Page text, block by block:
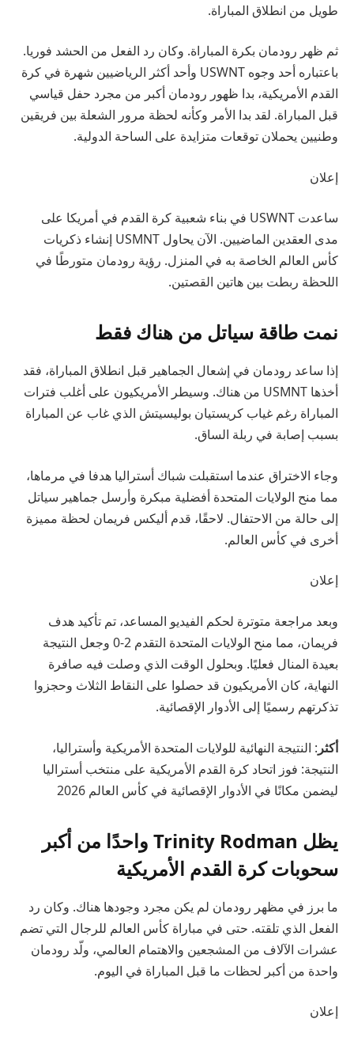
طويل من انطلاق المباراة.
ثم ظهر رودمان بكرة المباراة. وكان رد الفعل من الحشد فوريا.
باعتباره أحد وجوه USWNT وأحد أكثر الرياضيين شهرة في كرة
القدم الأمريكية، بدا ظهور رودمان أكبر من مجرد حفل قياسي
قبل المباراة. لقد بدا الأمر وكأنه لحظة مرور الشعلة بين فريقين
وطنيين يحملان توقعات متزايدة على الساحة الدولية.
إعلان
ساعدت USWNT في بناء شعبية كرة القدم في أمريكا على
مدى العقدين الماضيين. الآن يحاول USMNT إنشاء ذكريات
كأس العالم الخاصة به في المنزل. رؤية رودمان متورطًا في
اللحظة ربطت بين هاتين القصتين.
نمت طاقة سياتل من هناك فقط
إذا ساعد رودمان في إشعال الجماهير قبل انطلاق المباراة، فقد
أخذها USMNT من هناك. وسيطر الأمريكيون على أغلب فترات
المباراة رغم غياب كريستيان بوليسيتش الذي غاب عن المباراة
بسبب إصابة في ربلة الساق.
وجاء الاختراق عندما استقبلت شباك أستراليا هدفا في مرماها،
مما منح الولايات المتحدة أفضلية مبكرة وأرسل جماهير سياتل
إلى حالة من الاحتفال. لاحقًا، قدم أليكس فريمان لحظة مميزة
أخرى في كأس العالم.
إعلان
وبعد مراجعة متوترة لحكم الفيديو المساعد، تم تأكيد هدف
فريمان، مما منح الولايات المتحدة التقدم 2-0 وجعل النتيجة
بعيدة المنال فعليًا. وبحلول الوقت الذي وصلت فيه صافرة
النهاية، كان الأمريكيون قد حصلوا على النقاط الثلاث وحجزوا
تذكرتهم رسميًا إلى الأدوار الإقصائية.
أكثر : النتيجة النهائية للولايات المتحدة الأمريكية وأستراليا،
النتيجة: فوز اتحاد كرة القدم الأمريكية على منتخب أستراليا
ليضمن مكانًا في الأدوار الإقصائية في كأس العالم 2026
يظل Trinity Rodman واحدًا من أكبر
سحوبات كرة القدم الأمريكية
ما برز في مظهر رودمان لم يكن مجرد وجودها هناك. وكان رد
الفعل الذي تلقته. حتى في مباراة كأس العالم للرجال التي تضم
عشرات الآلاف من المشجعين والاهتمام العالمي، ولّد رودمان
واحدة من أكبر لحظات ما قبل المباراة في اليوم.
إعلان